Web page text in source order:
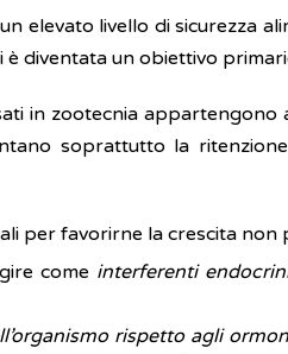
elevato livello di sicurezza
diventata un obiettivo
in zootecnia appartengono
soprattutto la
per favorirne la crescita
come interferenti
rispetto agli